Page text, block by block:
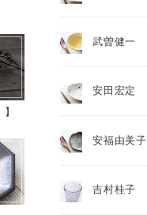
武曽健一
安田宏定
安福由美子
吉村桂子